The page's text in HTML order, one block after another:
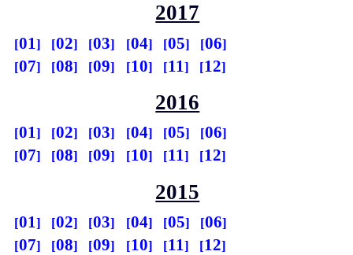
2017
01 02 03 04 05
06
07
08 09 10 11 12
2016
01 02 03 04 05
06
07
08 09 10 11 12
2015
01 02 03 04 05
06
07
08 09 10 11 12